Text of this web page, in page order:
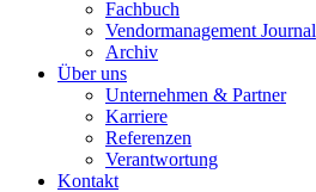
Fachbuch
Vendormanagement Journal
Archiv
Über uns
Unternehmen & Partner
Karriere
Referenzen
Verantwortung
Kontakt